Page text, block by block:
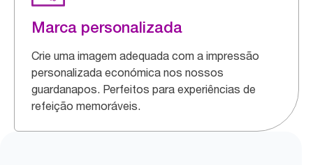
Marca personalizada
Crie uma imagem adequada com a impressão
personalizada económica nos nossos
guardanapos. Perfeitos para experiências de
refeição memoráveis.